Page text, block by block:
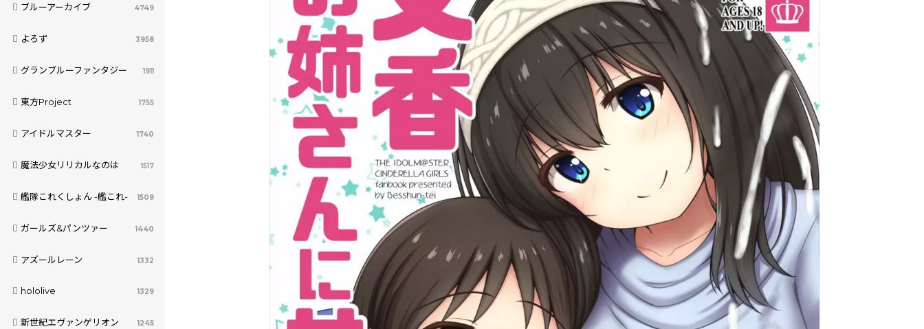
ブルーアーカイブ 4749
よろず 3958
グランブルーファンタジー 1911
東方Project 1755
アイドルマスター 1740
魔法少女リリカルなのは 1517
艦隊これくしょん -艦これ- 1509
ガールズ&パンツァー 1440
アズールレーン 1332
hololive 1329
新世紀エヴァンゲリオン 1245